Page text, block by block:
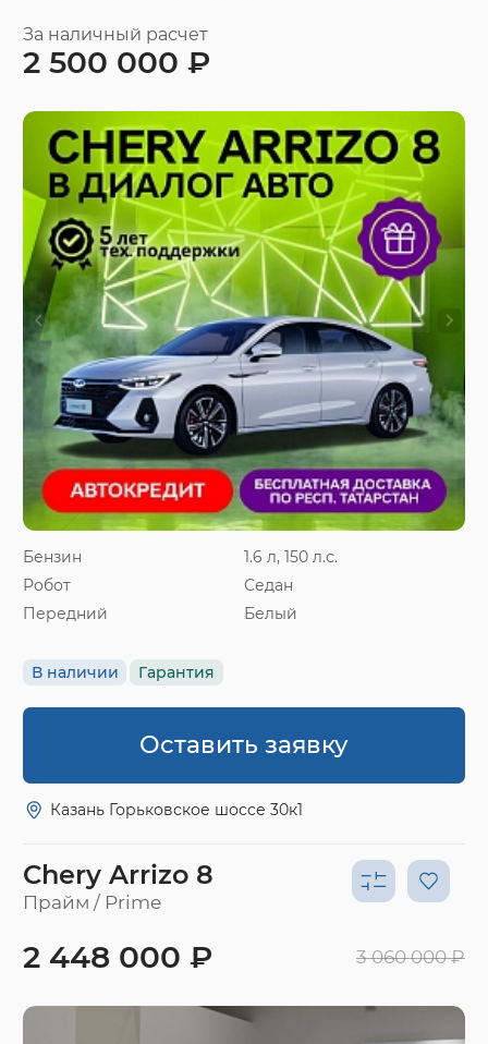
Бензин
1.6 л, 150 л.с.
Робот
Седан
Передний
Белый
В наличии Гарантия
За наличный расчет
2 500 000 ₽
Оставить заявку
Казань Горьковское шоссе 30к1
Chery Arrizo 8
Прайм / Prime
2 448 000 ₽ 3 060 000 ₽